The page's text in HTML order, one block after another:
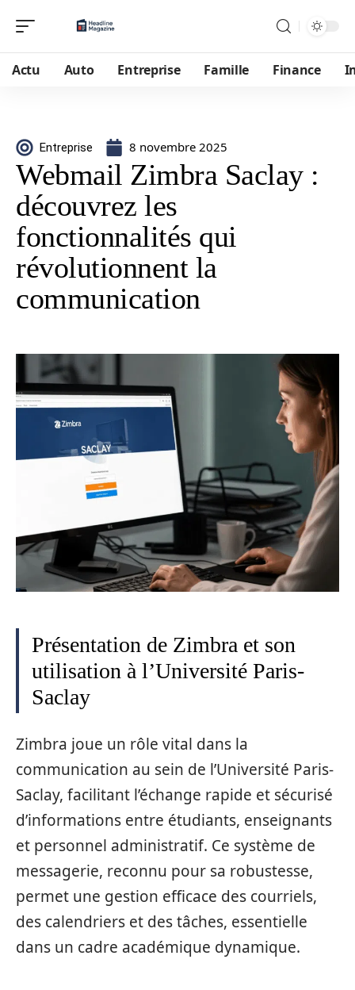
Actu Auto Entreprise Famille Finance
Entreprise 8 novembre 2025
Webmail Zimbra Saclay :
découvrez les
fonctionnalités qui
révolutionnent la
communication
Présentation de Zimbra et son
utilisation à l’Université Paris-
Saclay
Zimbra joue un rôle vital dans la
communication au sein de l’Université Paris-
Saclay, facilitant l’échange rapide et sécurisé
d’informations entre étudiants, enseignants
et personnel administratif. Ce système de
messagerie, reconnu pour sa robustesse,
permet une gestion efficace des courriels,
des calendriers et des tâches, essentielle
dans un cadre académique dynamique.